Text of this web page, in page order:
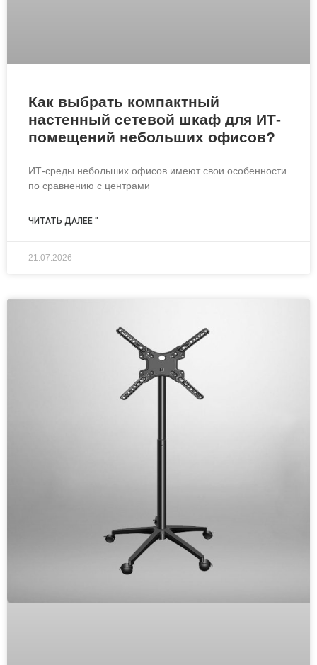
Как выбрать компактный
настенный сетевой шкаф для ИТ-
помещений небольших офисов?
ИТ-среды небольших офисов имеют свои особенности
по сравнению с центрами
ЧИТАТЬ ДАЛЕЕ "
21.07.2026